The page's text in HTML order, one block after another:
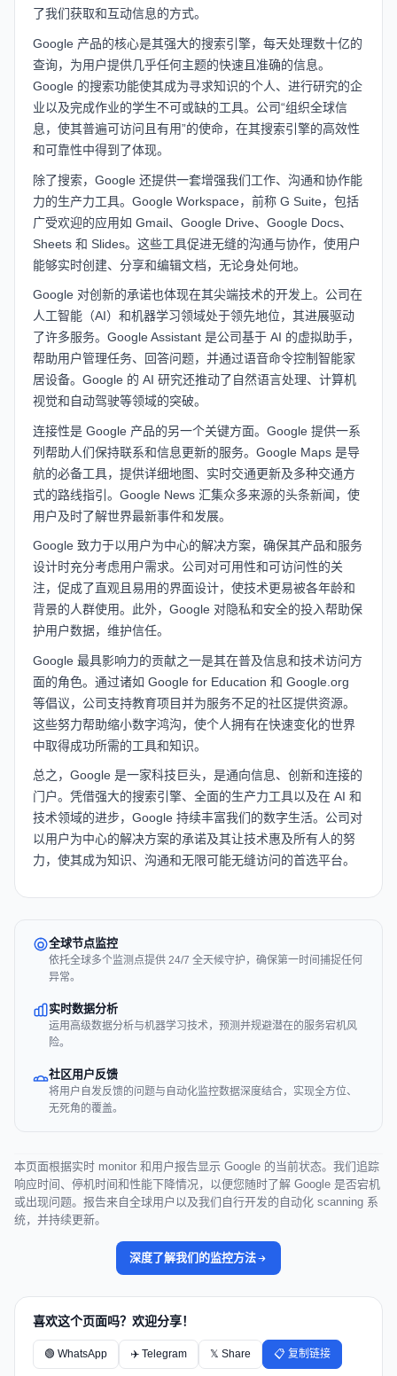
了我们获取和互动信息的方式。
Google 产品的核心是其强大的搜索引擎，每天处理数十亿的
查询，为用户提供几乎任何主题的快速且准确的信息。
Google 的搜索功能使其成为寻求知识的个人、进行研究的企
业以及完成作业的学生不可或缺的工具。公司“组织全球信
息，使其普遍可访问且有用”的使命，在其搜索引擎的高效性
和可靠性中得到了体现。
除了搜索，Google 还提供一套增强我们工作、沟通和协作能
力的生产力工具。Google Workspace，前称 G Suite，包括
广受欢迎的应用如 Gmail、Google Drive、Google Docs、
Sheets 和 Slides。这些工具促进无缝的沟通与协作，使用户
能够实时创建、分享和编辑文档，无论身处何地。
Google 对创新的承诺也体现在其尖端技术的开发上。公司在
人工智能（AI）和机器学习领域处于领先地位，其进展驱动
了许多服务。Google Assistant 是公司基于 AI 的虚拟助手，
帮助用户管理任务、回答问题，并通过语音命令控制智能家
居设备。Google 的 AI 研究还推动了自然语言处理、计算机
视觉和自动驾驶等领域的突破。
连接性是 Google 产品的另一个关键方面。Google 提供一系
列帮助人们保持联系和信息更新的服务。Google Maps 是导
航的必备工具，提供详细地图、实时交通更新及多种交通方
式的路线指引。Google News 汇集众多来源的头条新闻，使
用户及时了解世界最新事件和发展。
Google 致力于以用户为中心的解决方案，确保其产品和服务
设计时充分考虑用户需求。公司对可用性和可访问性的关
注，促成了直观且易用的界面设计，使技术更易被各年龄和
背景的人群使用。此外，Google 对隐私和安全的投入帮助保
护用户数据，维护信任。
Google 最具影响力的贡献之一是其在普及信息和技术访问方
面的角色。通过诸如 Google for Education 和 Google.org
等倡议，公司支持教育项目并为服务不足的社区提供资源。
这些努力帮助缩小数字鸿沟，使个人拥有在快速变化的世界
中取得成功所需的工具和知识。
总之，Google 是一家科技巨头，是通向信息、创新和连接的
门户。凭借强大的搜索引擎、全面的生产力工具以及在 AI 和
技术领域的进步，Google 持续丰富我们的数字生活。公司对
以用户为中心的解决方案的承诺及其让技术惠及所有人的努
力，使其成为知识、沟通和无限可能无缝访问的首选平台。
全球节点监控
依托全球多个监测点提供 24/7 全天候守护，确保第一时间捕捉任何
异常。
实时数据分析
运用高级数据分析与机器学习技术，预测并规避潜在的服务宕机风
险。
社区用户反馈
将用户自发反馈的问题与自动化监控数据深度结合，实现全方位、
无死角的覆盖。
本页面根据实时 monitor 和用户报告显示 Google 的当前状态。我们追踪
响应时间、停机时间和性能下降情况，以便您随时了解 Google 是否宕机
或出现问题。报告来自全球用户以及我们自行开发的自动化 scanning 系
统，并持续更新。
深度了解我们的监控方法
喜欢这个页面吗？欢迎分享！
🟢 WhatsApp ✈️ Telegram 𝕏 Share 📋 复制链接